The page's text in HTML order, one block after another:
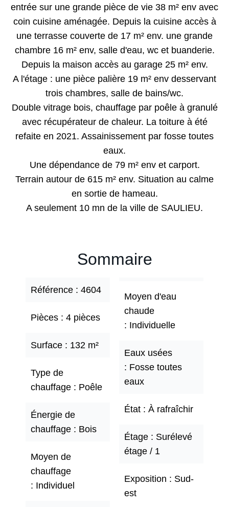
entrée sur une grande pièce de vie 38 m² env avec
coin cuisine aménagée. Depuis la cuisine accès à
une terrasse couverte de 17 m² env. une grande
chambre 16 m² env, salle d'eau, wc et buanderie.
Depuis la maison accès au garage 25 m² env.
A l'étage : une pièce palière 19 m² env desservant
trois chambres, salle de bains/wc.
Double vitrage bois, chauffage par poêle à granulé
avec récupérateur de chaleur. La toiture à été
refaite en 2021. Assainissement par fosse toutes
eaux.
Une dépendance de 79 m² env et carport.
Terrain autour de 615 m² env. Situation au calme
en sortie de hameau.
A seulement 10 mn de la ville de SAULIEU.
Sommaire
Référence 4604
Pièces 4 pièces
Surface 132 m²
Type de
chauffage
Poêle
Énergie de
chauffage
Bois
Moyen de
chauffage
Individuel
Moyen d'eau
chaude
Individuelle
Eaux usées
Fosse toutes
eaux
État À rafraîchir
Étage
Surélevé
étage / 1
Exposition
Sud-
est